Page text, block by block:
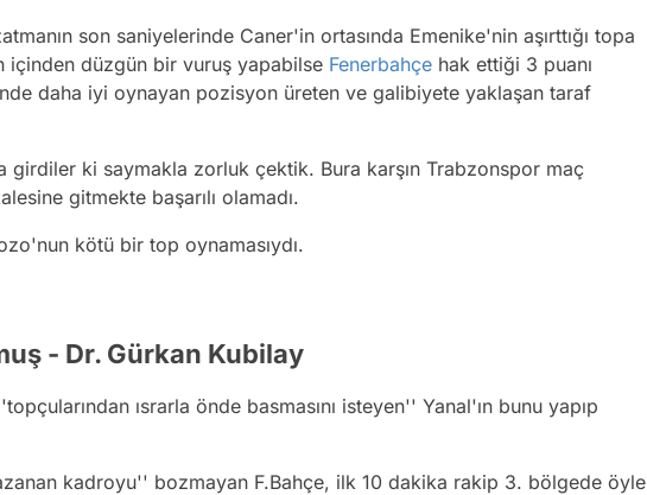
son saniyelerinde Caner'in ortasında Emenike'nin aşırttığı topa
içinden düzgün bir vuruş yapabilse Fenerbahçe hak ettiği 3 puanı
daha iyi oynayan pozisyon üreten ve galibiyete yaklaşan taraf
girdiler ki saymakla zorluk çektik. Bura karşın Trabzonspor maç
gitmekte başarılı olamadı.
kötü bir top oynamasıydı.
- Dr. Gürkan Kubilay
ısrarla önde basmasını isteyen'' Yanal'ın bunu yapıp
kadroyu'' bozmayan F.Bahçe, ilk 10 dakika rakip 3. bölgede öyle